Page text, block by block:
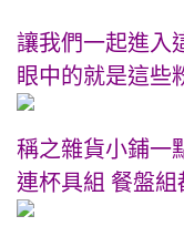
讓我們一起進入
眼中的就是這些
稱之雜貨小鋪一
連杯具組 餐盤組